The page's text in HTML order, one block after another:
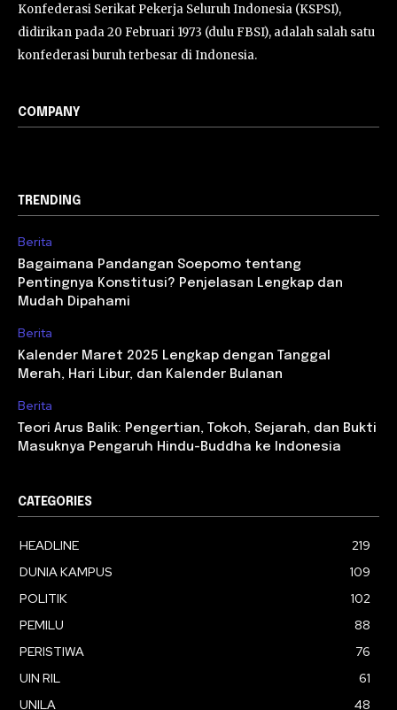
Konfederasi Serikat Pekerja Seluruh Indonesia (KSPSI),
didirikan pada 20 Februari 1973 (dulu FBSI), adalah salah satu
konfederasi buruh terbesar di Indonesia.
COMPANY
TRENDING
Berita
Bagaimana Pandangan Soepomo tentang
Pentingnya Konstitusi? Penjelasan Lengkap dan
Mudah Dipahami
Berita
Kalender Maret 2025 Lengkap dengan Tanggal
Merah, Hari Libur, dan Kalender Bulanan
Berita
Teori Arus Balik: Pengertian, Tokoh, Sejarah, dan Bukti
Masuknya Pengaruh Hindu-Buddha ke Indonesia
CATEGORIES
HEADLINE
219
DUNIA KAMPUS
109
POLITIK
102
PEMILU
88
PERISTIWA
76
UIN RIL
61
UNILA
48